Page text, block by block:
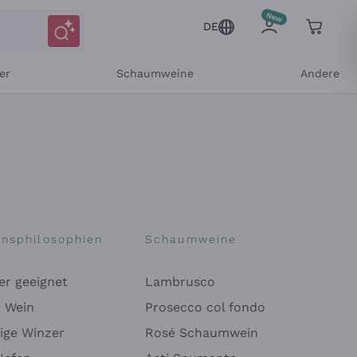
DE
Schaumweine Andere
geeignet
Winzer
Schaumweine
Lambrusco
Prosecco col fondo
Rosé Schaumwein
und personalisierten Angeboten